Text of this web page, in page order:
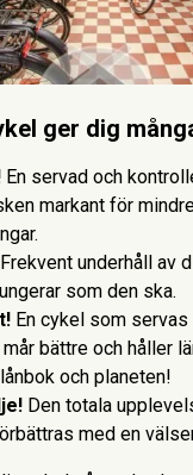
ger dig
En servad och
markant för
Frekvent underhåll av
som den ska.
En cykel som
bättre och håller
och planeten!
Den totala
med en